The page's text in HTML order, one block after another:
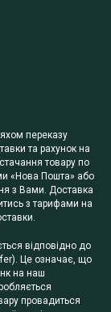
переказу
та рахунок на
товару по
«Нова Пошта» або
з Вами. Доставка
з тарифами на
відповідно до
Це означає, що
на наш
провадиться